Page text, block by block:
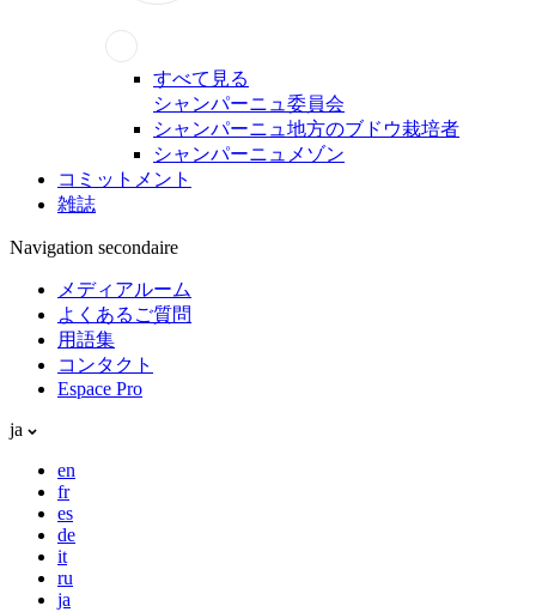
すべて見る
シャンパーニュ委員会
シャンパーニュ地方のブドウ栽培者
シャンパーニュメゾン
コミットメント
雑誌
Navigation secondaire
メディアルーム
よくあるご質問
用語集
コンタクト
Espace Pro
ja
en
fr
es
de
it
ru
ja